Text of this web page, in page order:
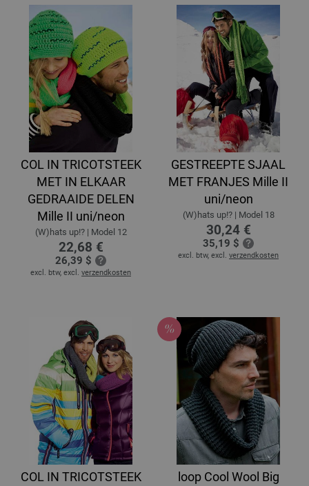
COL IN TRICOTSTEEK
MET IN ELKAAR
GEDRAAIDE DELEN
Mille II uni/neon
(W)hats up!? | Model 12
22,68 €
26,39 $
excl. btw, excl. verzendkosten
GESTREEPTE SJAAL
MET FRANJES Mille II
uni/neon
(W)hats up!? | Model 18
30,24 €
35,19 $
excl. btw, excl. verzendkosten
COL IN TRICOTSTEEK
loop Cool Wool Big